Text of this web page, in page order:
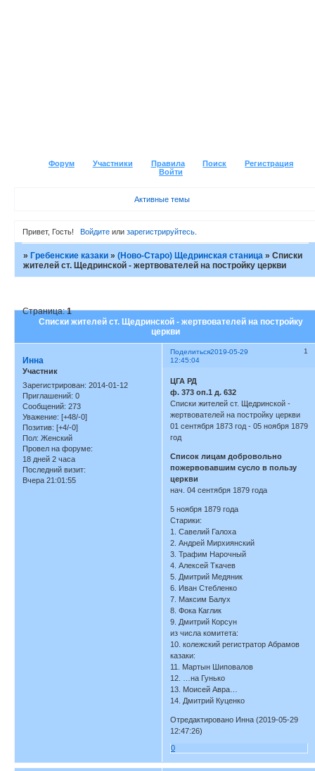
Форум Участники Правила Поиск
Регистрация
Войти
Активные темы
Привет, Гость! Войдитеили зарегистрируйтесь.
»Гребенские казаки »(Ново-Старо) Щедринская станица »Списки
жителей ст. Щедринской - жертвователей на постройку церкви
Списки жителей ст. Щедринской - жертвователей на постройку
церкви
Страница:1
Поделиться 1
2019-05-29
12:45:04
Инна
Участник
Зарегистрирован: 2014-01-12
Приглашений: 0
Сообщений: 273
Уважение: [+48/-0]
Позитив: [+4/-0]
Пол: Женский
Провел на форуме:
18 дней 2 часа
Последний визит:
Вчера 21:01:55
ЦГА РД
ф. 373 оп.1 д. 632
Списки жителей ст. Щедринской -
жертвователей на постройку церкви
01 сентября 1873 год - 05 ноября 1879
год
Список лицам добровольно
пожервовавшим сусло в пользу
церкви
нач. 04 сентября 1879 года
5 ноября 1879 года
Старики:
1. Савелий Галоха
2. Андрей Мирхиянский
3. Трафим Нарочный
4. Алексей Ткачев
5. Дмитрий Медяник
6. Иван Стебленко
7. Максим Балух
8. Фока Каглик
9. Дмитрий Корсун
из числа комитета:
10. колежский регистратор Абрамов
казаки:
11. Мартын Шиповалов
12. …на Гунько
13. Моисей Авра…
14. Дмитрий Куценко
Отредактировано Инна (2019-05-29
12:47:26)
0